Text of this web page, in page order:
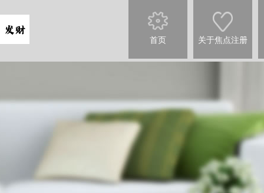
首页 关于焦点注册